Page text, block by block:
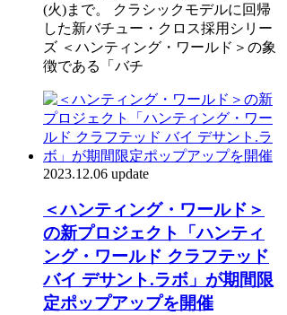
(火)まで。 クラシックモデルに回帰
した新バチュー・クロス採用シリー
ズ ＜ハンティング・ワールド＞の象
徴である「バチ
2023.12.06 update
＜ハンティング・ワールド＞
の新プロジェクト「ハンティ
ング・ワールド クラフテッド
バイ デサント.ラボ」が期間限
定ポップアップを開催